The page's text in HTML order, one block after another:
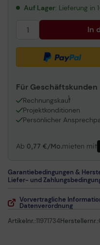
Auf Lager: Lieferung in
In
Für Geschäftskunden
Rechnungskauf
1
Projektkonditionen
Persönlicher
Ab 0,77 €/Mo.mieten mit
Garantiebedingungen &
Liefer- und
Vorvertragliche
Datenverordnung
Artikelnr.:11971734Herstellernr.: